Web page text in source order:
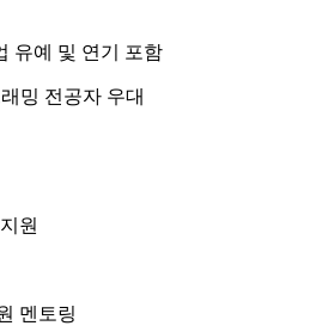
유예 및 연기 포함
밍 전공자 우대
원
멘토링